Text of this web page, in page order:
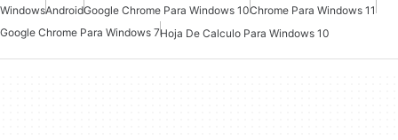
WindowsAndroidGoogle Chrome Para Windows 10Chrome Para Windows 11
Google Chrome Para Windows 7Hoja De Calculo Para Windows 10